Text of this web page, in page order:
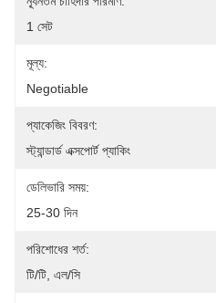
1 সেট
মূল্য:
Negotiable
প্যাকেজিং বিবরণ:
স্ট্যান্ডার্ড এক্সপোর্ট প্যাকিং
ডেলিভারি সময়:
25-30 দিন
পরিশোধের শর্ত:
টি/টি, এল/সি